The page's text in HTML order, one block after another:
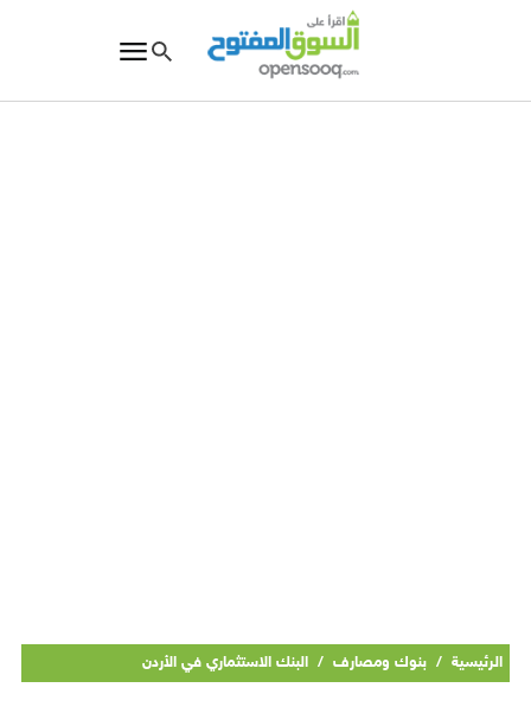
الرئيسية / بنوك ومصارف / البنك الاستثماري في الأردن